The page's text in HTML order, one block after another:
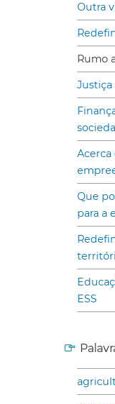
Outra
Rumo
Justiça
Acerca
Que
para a
ESS